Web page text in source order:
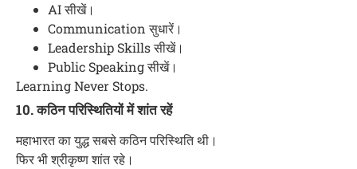
AI सीखें।
Communication सुधारें।
Leadership Skills सीखें।
Public Speaking सीखें।
Learning Never Stops.
10. कठिन परिस्थितियों में शांत रहें
महाभारत का युद्ध सबसे कठिन परिस्थिति थी।
फिर भी श्रीकृष्ण शांत रहे।